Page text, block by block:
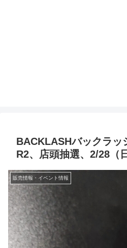
BACKLASHバックラッ
R2、店頭抽選、2/28（
販売情報・イベント情報